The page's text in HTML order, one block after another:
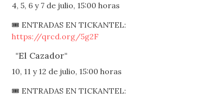
4, 5, 6 y 7 de julio, 15:00 horas
🎟 ENTRADAS EN TICKANTEL:
https://qrcd.org/5g2F
"El Cazador"
10, 11 y 12 de julio, 15:00 horas
🎟 ENTRADAS EN TICKANTEL: